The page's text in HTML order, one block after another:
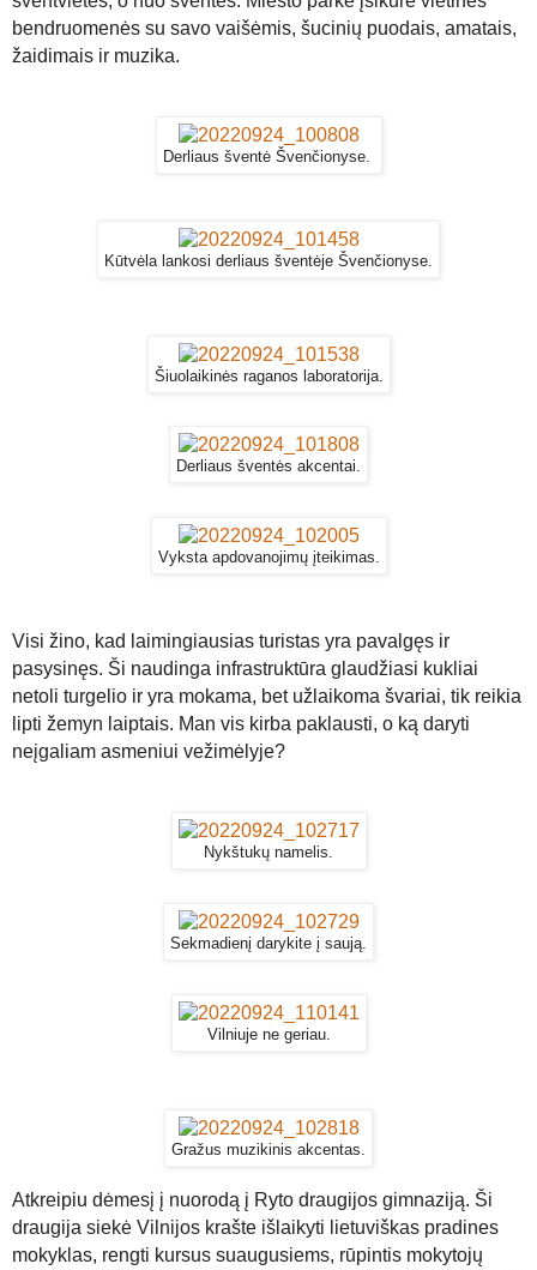
bendruomenės su savo vaišėmis, šucinių puodais, amatais,
žaidimais ir muzika.
Derliaus šventė Švenčionyse.
Kūtvėla lankosi derliaus šventėje Švenčionyse.
Šiuolaikinės raganos laboratorija.
Derliaus šventės akcentai.
Vyksta apdovanojimų įteikimas.
Visi žino, kad laimingiausias turistas yra pavalgęs ir
pasysinęs. Ši naudinga infrastruktūra glaudžiasi kukliai
netoli turgelio ir yra mokama, bet užlaikoma švariai, tik reikia
lipti žemyn laiptais. Man vis kirba paklausti, o ką daryti
neįgaliam asmeniui vežimėlyje?
Nykštukų namelis.
Sekmadienį darykite į saują.
Vilniuje ne geriau.
Gražus muzikinis akcentas.
Atkreipiu dėmesį į nuorodą į Ryto draugijos gimnaziją. Ši
draugija siekė Vilnijos krašte išlaikyti lietuviškas pradines
mokyklas, rengti kursus suaugusiems, rūpintis mokytojų